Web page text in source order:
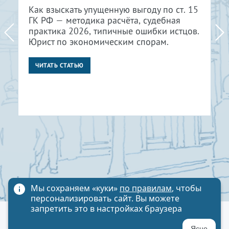
Как взыскать упущенную выгоду по ст. 15
ГК РФ — методика расчёта, судебная
практика 2026, типичные ошибки истцов.
Юрист по экономическим спорам.
ЧИТАТЬ СТАТЬЮ
Политика обработки персональных данных
Мы сохраняем «куки» по правилам, чтобы
персонализировать сайт. Вы можете
запретить это в настройках браузера